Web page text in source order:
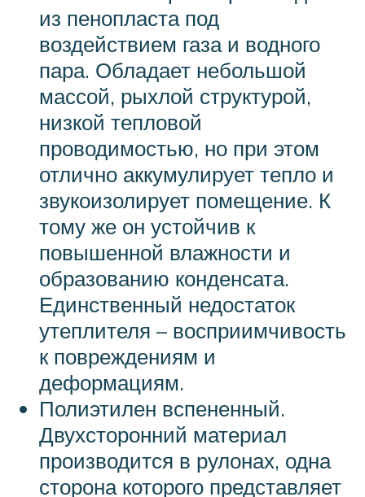
из пенопласта под
воздействием газа и водного
пара. Обладает небольшой
массой, рыхлой структурой,
низкой тепловой
проводимостью, но при этом
отлично аккумулирует тепло и
звукоизолирует помещение. К
тому же он устойчив к
повышенной влажности и
образованию конденсата.
Единственный недостаток
утеплителя – восприимчивость
к повреждениям и
деформациям.
Полиэтилен вспененный.
Двухсторонний материал
производится в рулонах, одна
сторона которого представляет